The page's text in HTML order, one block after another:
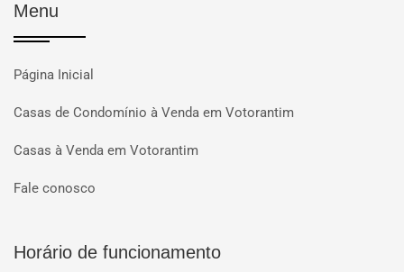
Menu
Página Inicial
Casas de Condomínio à Venda em Votorantim
Casas à Venda em Votorantim
Fale conosco
Horário de funcionamento